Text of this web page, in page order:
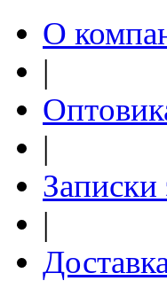
О
|
|
Записки
|